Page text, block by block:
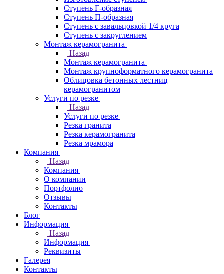
Ступень Г-образная
Ступень П-образная
Ступень с завальцовкой 1/4 круга
Ступень с закруглением
Монтаж керамогранита
Назад
Монтаж керамогранита
Монтаж крупноформатного керамогранита
Облицовка бетонных лестниц
керамогранитом
Услуги по резке
Назад
Услуги по резке
Резка гранита
Резка керамогранита
Резка мрамора
Компания
Назад
Компания
О компании
Портфолио
Отзывы
Контакты
Блог
Информация
Назад
Информация
Реквизиты
Галерея
Контакты